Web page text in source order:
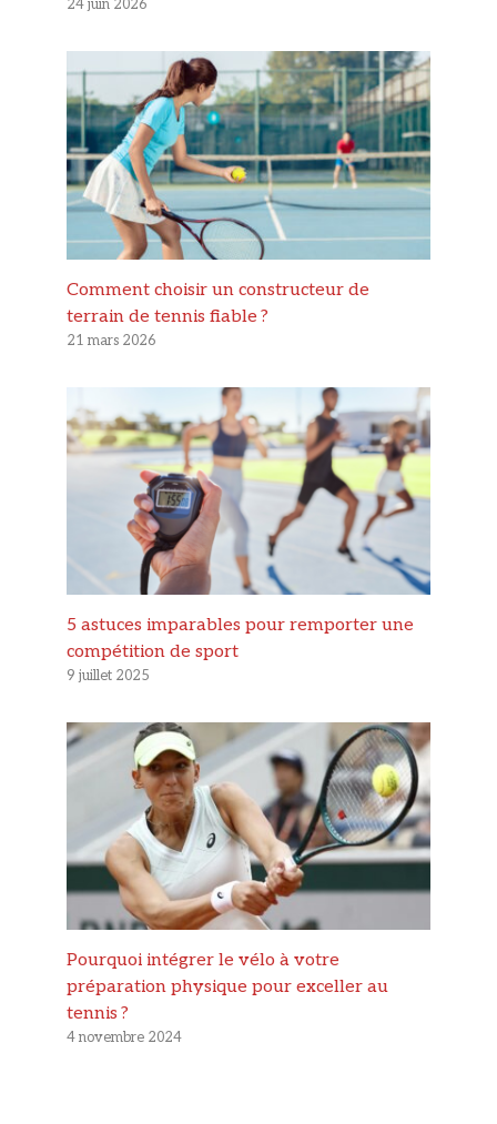
24 juin 2026
Comment choisir un constructeur de
terrain de tennis fiable ?
21 mars 2026
5 astuces imparables pour remporter une
compétition de sport
9 juillet 2025
Pourquoi intégrer le vélo à votre
préparation physique pour exceller au
tennis ?
4 novembre 2024